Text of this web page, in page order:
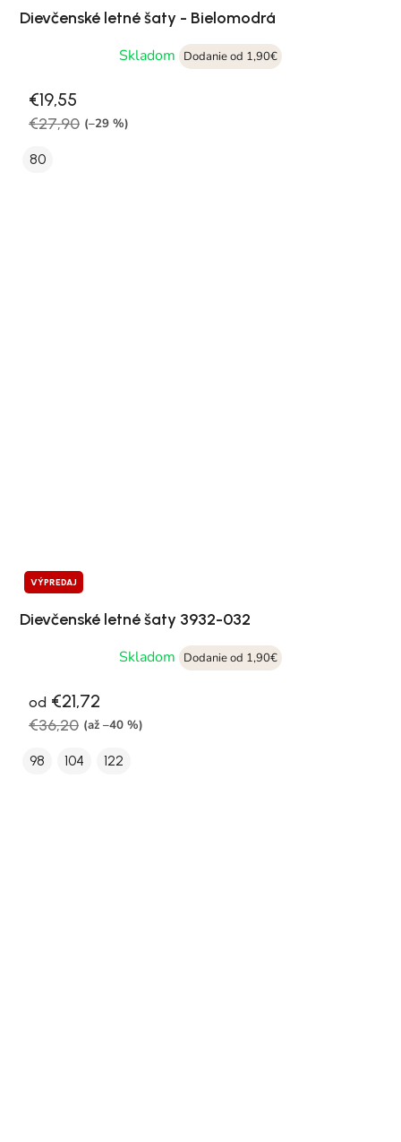
Dievčenské letné šaty - Bielomodrá
Skladom
Dodanie od 1,90€
€19,55
€27,90 (–29 %)
80
VÝPREDAJ
Dievčenské letné šaty 3932-032
Skladom
Dodanie od 1,90€
od €21,72
€36,20 (až –40 %)
98 104 122